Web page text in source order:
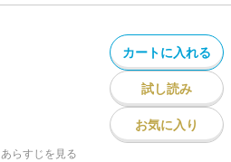
カートに入れる
試し読み
お気に入り
あらすじを見る